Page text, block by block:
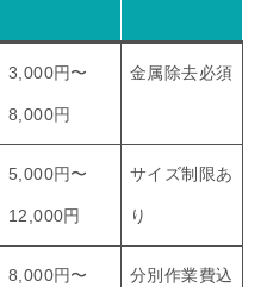
3,000円〜
8,000円
金属除去必須
5,000円〜
12,000円
サイズ制限あ
り
8,000円〜 分別作業費込